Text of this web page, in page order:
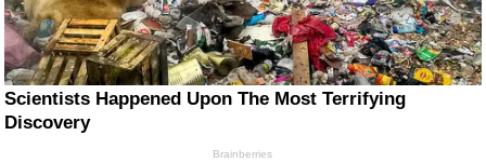
Scientists Happened Upon The Most Terrifying
Discovery
Brainberries